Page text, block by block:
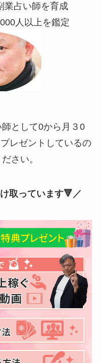
業占い師を育成
人以上を鑑定
として0から月３0
レゼントしているの
さい。
取っています🔻／